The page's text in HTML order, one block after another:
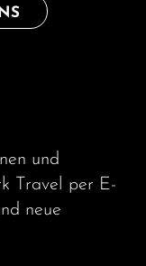
und
Travel per E-
neue